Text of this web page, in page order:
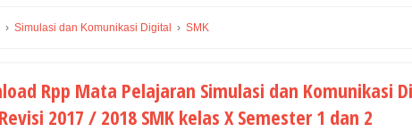
› Simulasi dan Komunikasi Digital › SMK
Rpp Mata Pelajaran Simulasi dan Komunikasi
2017 / 2018 SMK kelas X Semester 1 dan 2